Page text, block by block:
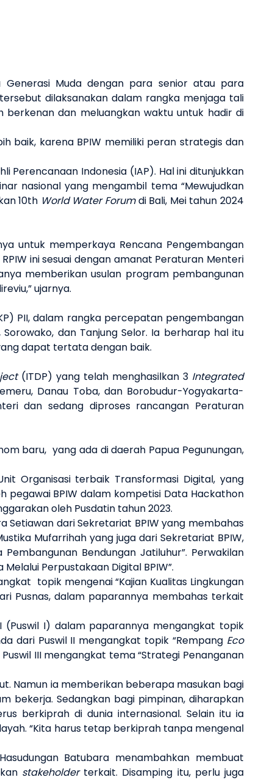
Generasi Muda dengan para senior atau para
dilaksanakan dalam rangka menjaga tali
berkenan dan meluangkan waktu untuk hadir di
baik, karena BPIW memiliki peran strategis dan
Perencanaan Indonesia (IAP). Hal ini ditunjukkan
nasional yang mengambil tema “Mewujudkan
10th World Water Forumdi Bali, Mei tahun 2024
untuk memperkaya Rencana Pengembangan
ini sesuai dengan amanat Peraturan Menteri
memberikan usulan program pembangunan
ujarnya.
PII, dalam rangka percepatan pengembangan
dan Tanjung Selor. Ia berharap hal itu
dapat tertata dengan baik.
(ITDP) yang telah menghasilkan 3 Integrated
Danau Toba, dan Borobudur-Yogyakarta-
dan sedang diproses rancangan Peraturan
baru, yang ada di daerah Papua Pegunungan,
Organisasi terbaik Transformasi Digital, yang
pegawai BPIW dalam kompetisi Data Hackathon
oleh Pusdatin tahun 2023.
Setiawan dari Sekretariat BPIW yang membahas
Mufarrihah yang juga dari Sekretariat BPIW,
Bendungan Jatiluhur”. Perwakilan
Perpustakaan Digital BPIW”.
topik mengenai “Kajian Kualitas Lingkungan
Pusnas, dalam paparannya membahas terkait
(Puswil I) dalam paparannya mengangkat topik
dari Puswil II mengangkat topik “Rempang Eco
III mengangkat tema “Strategi Penanganan
Namun ia memberikan beberapa masukan bagi
bekerja. Sedangkan bagi pimpinan, diharapkan
berkiprah di dunia internasional. Selain itu ia
“Kita harus tetap berkiprah tanpa mengenal
Batubara menambahkan membuat
stakeholderterkait. Disamping itu, perlu juga